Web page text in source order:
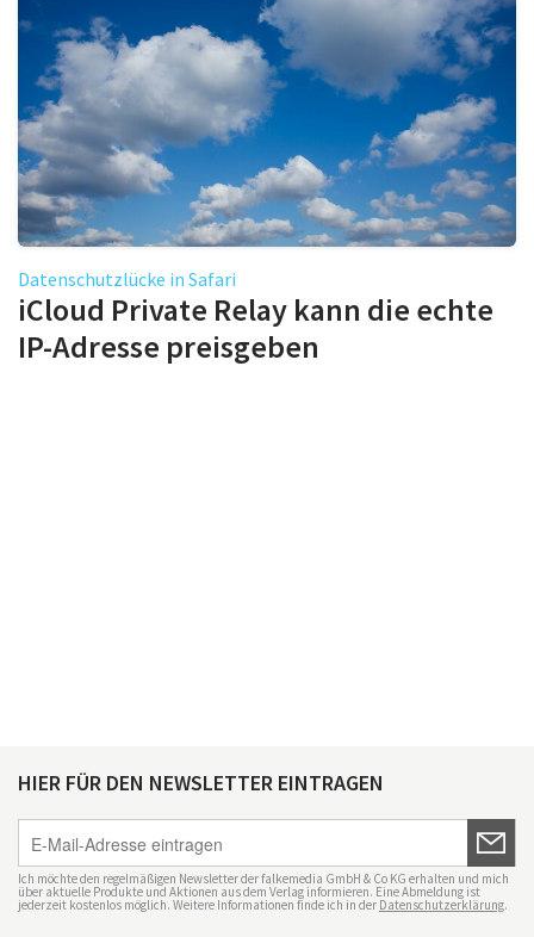
Datenschutzlücke in Safari
iCloud Private Relay kann die echte
IP-Adresse preisgeben
HIER FÜR DEN NEWSLETTER EINTRAGEN
Ich möchte den regelmäßigen Newsletter der falkemedia GmbH & Co KG erhalten und mich
über aktuelle Produkte und Aktionen aus dem Verlag informieren. Eine Abmeldung ist
jederzeit kostenlos möglich. Weitere Informationen finde ich in der Datenschutzerklärung.